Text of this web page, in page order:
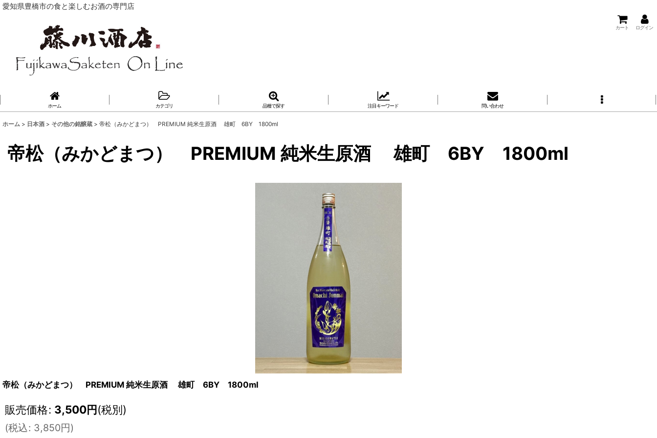
愛知県豊橋市の食と楽しむお酒の専門店
カート ログイン
ホーム カテゴリ 品種で探す 注目キーワード 問い合わせ
ホーム > 日本酒 > その他の銘醸蔵 > 帝松（みかどまつ） PREMIUM 純米生原酒 雄町 6BY 1800ml
帝松（みかどまつ） PREMIUM 純米生原酒 雄町 6BY 1800ml
帝松（みかどまつ） PREMIUM 純米生原酒 雄町 6BY 1800ml
販売価格: 3,500円(税別)
(税込: 3,850円)